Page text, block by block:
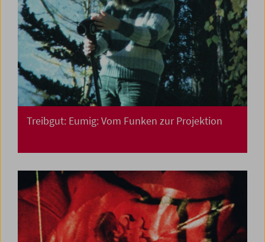
Treibgut: Eumig: Vom Funken zur Projektion